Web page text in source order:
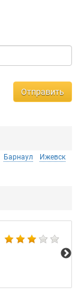
Отправить
Барнаул
Ижевск